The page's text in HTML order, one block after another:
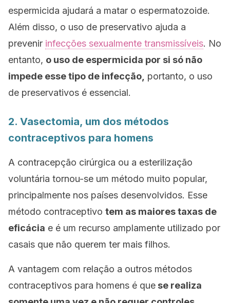
espermicida ajudará a matar o espermatozoide.
Além disso, o uso de preservativo ajuda a
prevenir infecções sexualmente transmissíveis. No
entanto, o uso de espermicida por si só não
impede esse tipo de infecção, portanto, o uso
de preservativos é essencial.
2. Vasectomia, um dos métodos
contraceptivos para homens
A contracepção cirúrgica ou a esterilização
voluntária tornou-se um método muito popular,
principalmente nos países desenvolvidos. Esse
método contraceptivo tem as maiores taxas de
eficácia e é um recurso amplamente utilizado por
casais que não querem ter mais filhos.
A vantagem com relação a outros métodos
contraceptivos para homens é que se realiza